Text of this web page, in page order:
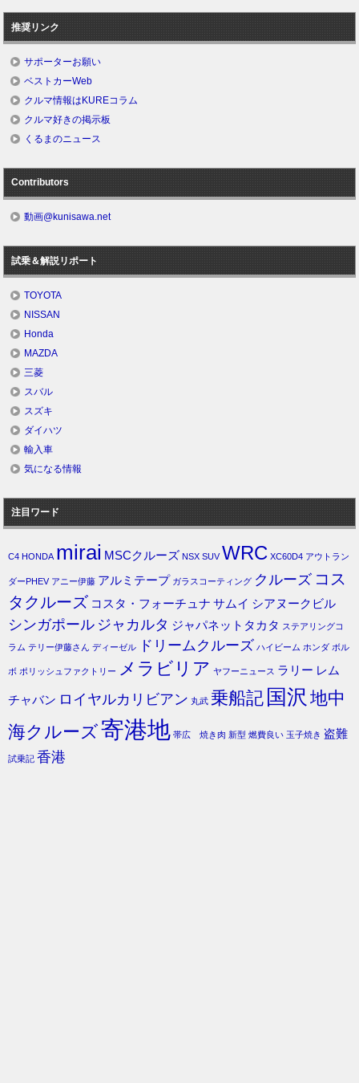
推奨リンク
サポーターお願い
ベストカーWeb
クルマ情報はKUREコラム
クルマ好きの掲示板
くるまのニュース
Contributors
動画@kunisawa.net
試乗＆解説リポート
TOYOTA
NISSAN
Honda
MAZDA
三菱
スバル
スズキ
ダイハツ
輸入車
気になる情報
注目ワード
C4 HONDA mirai MSCクルーズ NSX SUV WRC XC60D4 アウトラン
ダーPHEV アニー伊藤 アルミテープ ガラスコーティング クルーズ コス
タクルーズ コスタ・フォーチュナ サムイ シアヌークビル
シンガポール ジャカルタ ジャパネットタカタ ステアリングコ
ラム テリー伊藤さん ディーゼル ドリームクルーズ ハイビーム ホンダ ボル
ボ ポリッシュファクトリー メラビリア ヤフーニュース ラリー レム
チャバン ロイヤルカリビアン 丸武 乗船記 国沢 地中
海クルーズ寄港地 帯広 焼き肉 新型 燃費良い 玉子焼き 盗難
試乗記 香港